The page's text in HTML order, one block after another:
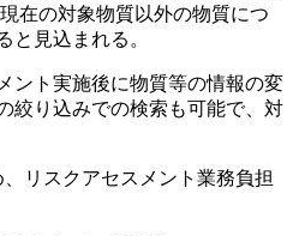
在の対象物質以外の物質につ
見込まれる。
ント実施後に物質等の情報の変
絞り込みでの検索も可能で、対
リスクアセスメント業務負担